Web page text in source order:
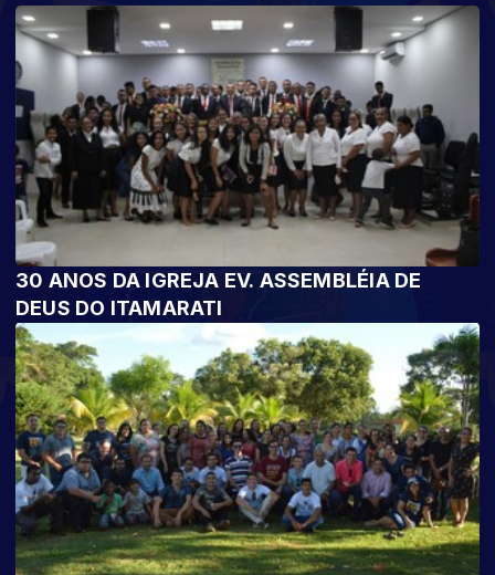
30 ANOS DA IGREJA EV. ASSEMBLÉIA DE
DEUS DO ITAMARATI